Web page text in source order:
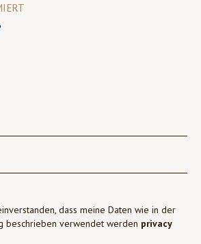
dass meine Daten wie in der
beschrieben verwendet werden privacy